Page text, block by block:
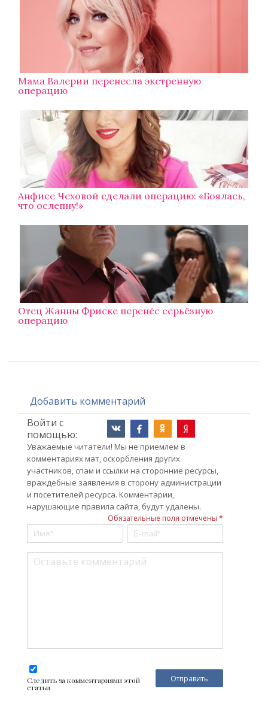
Мама Валерии перенесла экстренную
операцию
Анфисе Чеховой сделали операцию: «Боялась,
что ослепну!»
Отец Жанны Фриске перенёс серьёзную
операцию
Добавить комментарий
Войти с
помощью:
Уважаемые читатели! Мы не приемлем в
комментариях мат, оскорбления других
участников, спам и ссылки на сторонние ресурсы,
враждебные заявления в сторону администрации
и посетителей ресурса. Комментарии,
нарушающие правила сайта, будут удалены.
Обязательные поля отмечены *
Следить за комментариями этой
статьи